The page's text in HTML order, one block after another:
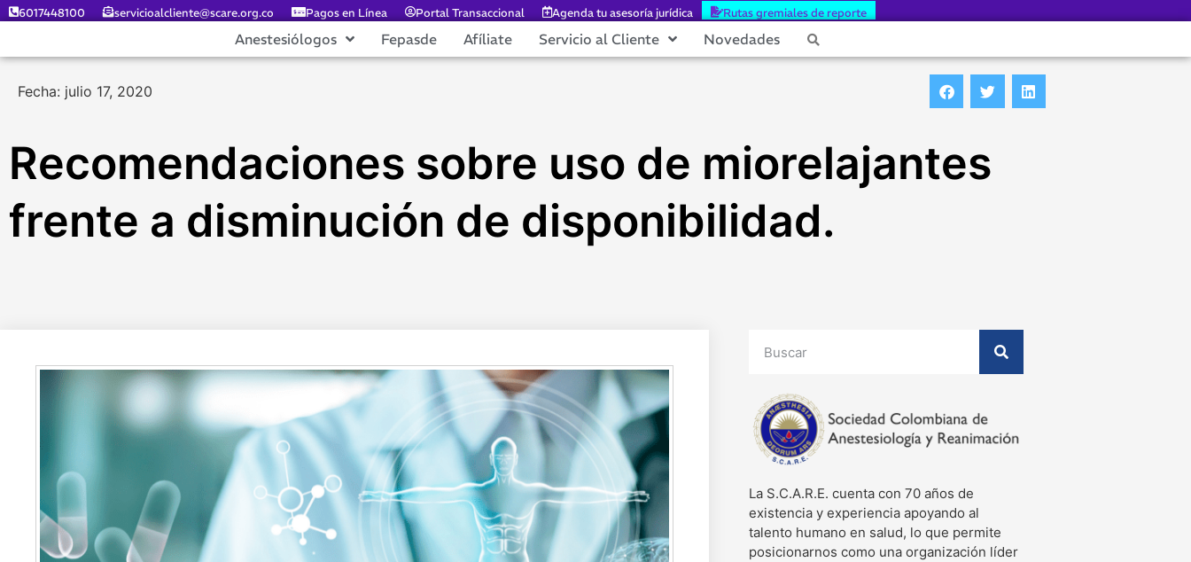
6017448100 servicioalcliente@scare.org.co Pagos en Línea Portal Transaccional Agenda tu asesoría jurídica Rutas gremiales de reporte
Anestesiólogos Fepasde Afíliate Servicio al Cliente Novedades
Fecha: julio 17, 2020
Recomendaciones sobre uso de miorelajantes
frente a disminución de disponibilidad.
La S.C.A.R.E. cuenta con 70 años de
existencia y experiencia apoyando al
talento humano en salud, lo que permite
posicionarnos como una organización líder